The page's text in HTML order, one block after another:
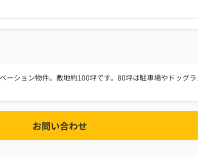
ション物件。敷地約100坪です。80坪は駐車場やドッグラ
お問い合わせ